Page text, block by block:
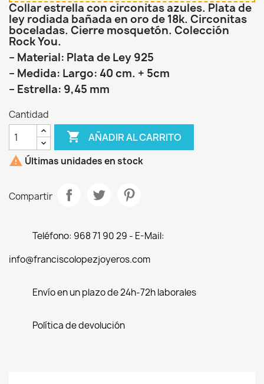
Collar estrella con circonitas azules. Plata de
ley rodiada bañada en oro de 18k. Circonitas
boceladas. Cierre mosquetón. Colección
Rock You.
– Material: Plata de Ley 925
– Medida: Largo: 40 cm. + 5cm
– Estrella: 9,45 mm
Cantidad
 AÑADIR AL CARRITO
 Últimas unidades en stock
Compartir
Teléfono: 968 71 90 29 - E-Mail:
info@franciscolopezjoyeros.com
Envío en un plazo de 24h-72h laborales
Política de devolución